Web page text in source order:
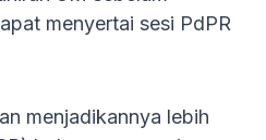
menyertai sesi PdPR
menjadikannya lebih